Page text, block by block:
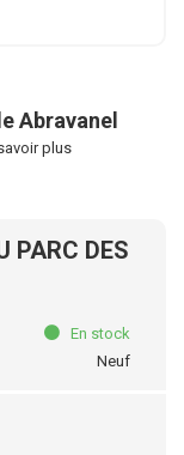
Abravanel
plus
PARC DES
En stock
Neuf